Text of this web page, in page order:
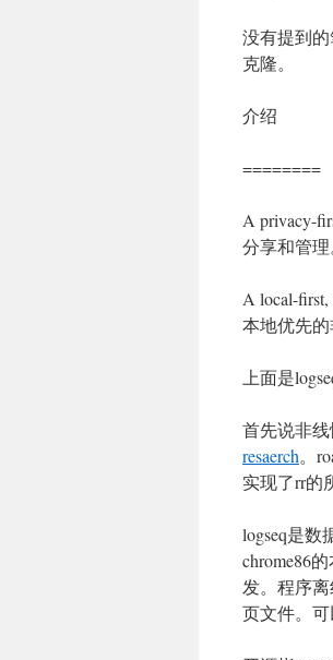
没有提到
克隆。
介绍
========
A privacy-
分享和管理
A local-first,
本地优先的
上面是
首先说非
resaerch。
实现了rr的
logseq是
chrome86
发。程序
页文件。可